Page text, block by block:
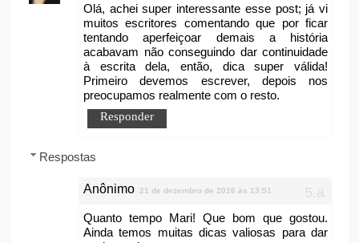
Olá, achei super interessante esse post; já vi
muitos escritores comentando que por ficar
tentando aperfeiçoar demais a história
acabavam não conseguindo dar continuidade
à escrita dela, então, dica super válida!
Primeiro devemos escrever, depois nos
preocupamos realmente com o resto.
Responder
Respostas
Anônimo 21 de dezembro de 2016 às 13:51
Quanto tempo Mari! Que bom que gostou.
Ainda temos muitas dicas valiosas para dar